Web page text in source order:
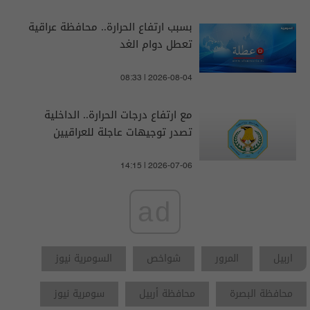
بسبب ارتفاع الحرارة.. محافظة عراقية
تعطل دوام الغد
08:33 | 2026-08-04
مع ارتفاع درجات الحرارة.. الداخلية
تصدر توجيهات عاجلة للعراقيين
14:15 | 2026-07-06
اربيل المرور شواخص
السومرية نيوز
محافظة البصرة
محافظة أربيل
سومرية نيوز